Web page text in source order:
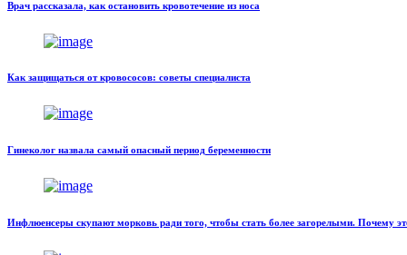
Врач рассказала, как остановить кровотечение из носа
Как защищаться от кровососов: советы специалиста
Гинеколог назвала самый опасный период беременности
Инфлюенсеры скупают морковь ради того, чтобы стать более загорелыми. Почему